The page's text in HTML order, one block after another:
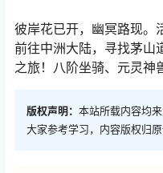
彼岸花已开，幽冥路现。
前往中洲大陆，寻找茅山
之旅！八阶坐骑、元灵神
版权声明： 本站所载内容均
大家参考学习，内容版权归